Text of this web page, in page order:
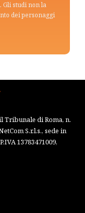
Gli studi non la
dei personaggi
Tribunale di Roma, n.
S.r.l.s., sede in
13783471009,